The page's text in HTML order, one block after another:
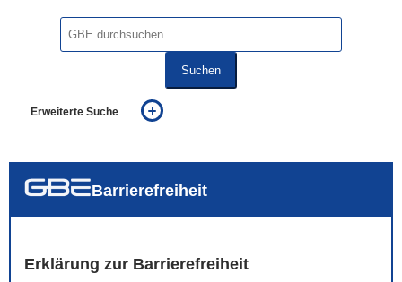
Suchen
Erweiterte Suche
auch in allen Texten suchen (Volltextsuche)
Barrierefreiheit
Erklärung zur Barrierefreiheit